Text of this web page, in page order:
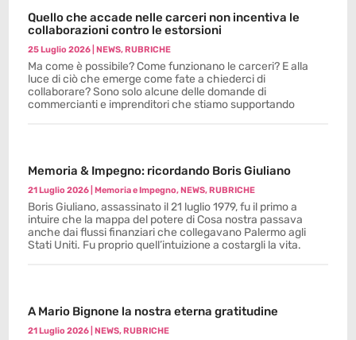
Quello che accade nelle carceri non incentiva le
collaborazioni contro le estorsioni
25 Luglio 2026 |NEWS,RUBRICHE
Ma come è possibile? Come funzionano le carceri? E alla
luce di ciò che emerge come fate a chiederci di
collaborare? Sono solo alcune delle domande di
commercianti e imprenditori che stiamo supportando
Memoria & Impegno: ricordando Boris Giuliano
21 Luglio 2026 |Memoria e Impegno,NEWS,RUBRICHE
Boris Giuliano, assassinato il 21 luglio 1979, fu il primo a
intuire che la mappa del potere di Cosa nostra passava
anche dai flussi finanziari che collegavano Palermo agli
Stati Uniti. Fu proprio quell’intuizione a costargli la vita.
A Mario Bignone la nostra eterna gratitudine
21 Luglio 2026 |NEWS,RUBRICHE